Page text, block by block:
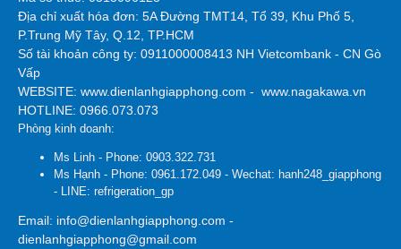
Địa chỉ xuất hóa đơn: 5A Đường TMT14, Tổ 39, Khu Phố 5,
P.Trung Mỹ Tây, Q.12, TP.HCM
Số tài khoản công ty: 0911000008413 NH Vietcombank - CN Gò
Vấp
WEBSITE: www.dienlanhgiapphong.com - www.nagakawa.vn
HOTLINE: 0966.073.073
Phòng kinh doanh:
Ms Linh - Phone: 0903.322.731
Ms Hạnh - Phone: 0961.172.049 - Wechat: hanh248_giapphong
- LINE: refrigeration_gp
Email: info@dienlanhgiapphong.com -
dienlanhgiapphong@gmail.com